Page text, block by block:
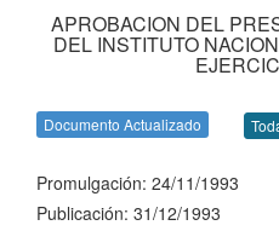
APROBACION DEL
DEL INSTITUTO
Documento Actualizado
Promulgación: 24/11/1993
Publicación: 31/12/1993